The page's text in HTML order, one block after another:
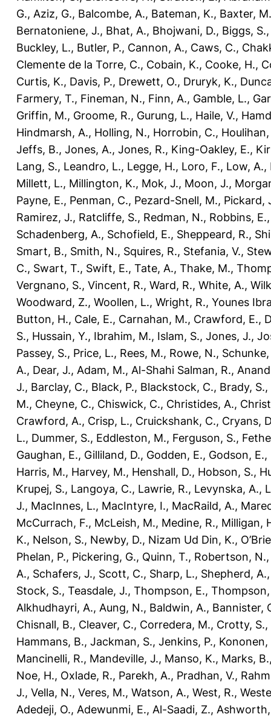
G., Aziz, G., Balcombe, A., Bateman, K., Baxter, M.
Bernatoniene, J., Bhat, A., Bhojwani, D., Biggs, S.
Buckley, L., Butler, P., Cannon, A., Caws, C.,
Clemente de la Torre, C., Cobain, K., Cooke, H.,
Curtis, K., Davis, P., Drewett, O., Druryk, K.,
Farmery, T., Fineman, N., Finn, A., Gamble, L.,
Griffin, M., Groome, R., Gurung, L., Haile, V.,
Hindmarsh, A., Holling, N., Horrobin, C., Houlihan,
Jeffs, B., Jones, A., Jones, R., King-Oakley, E.,
Lang, S., Leandro, L., Legge, H., Loro, F., Low, A.,
Millett, L., Millington, K., Mok, J., Moon, J.,
Payne, E., Penman, C., Pezard-Snell, M., Pickard,
Ramirez, J., Ratcliffe, S., Redman, N., Robbins, E.
Schadenberg, A., Schofield, E., Sheppeard, R.,
Smart, B., Smith, N., Squires, R., Stefania, V.,
C., Swart, T., Swift, E., Tate, A., Thake, M.,
Vergnano, S., Vincent, R., Ward, R., White, A.,
Woodward, Z., Woollen, L., Wright, R., Younes
Button, H., Cale, E., Carnahan, M., Crawford, E.,
S., Hussain, Y., Ibrahim, M., Islam, S., Jones, J.,
Passey, S., Price, L., Rees, M., Rowe, N.,
A., Dear, J., Adam, M., Al-Shahi Salman, R.,
J., Barclay, C., Black, P., Blackstock, C., Brady, S.,
M., Cheyne, C., Chiswick, C., Christides, A.,
Crawford, A., Crisp, L., Cruickshank, C., Cryans,
L., Dummer, S., Eddleston, M., Ferguson, S.,
Gaughan, E., Gilliland, D., Godden, E., Godson, E.,
Harris, M., Harvey, M., Henshall, D., Hobson, S.,
Krupej, S., Langoya, C., Lawrie, R., Levynska, A.,
J., MacInnes, L., MacIntyre, I., MacRaild, A.,
McCurrach, F., McLeish, M., Medine, R., Milligan,
K., Nelson, S., Newby, D., Nizam Ud Din, K.,
Phelan, P., Pickering, G., Quinn, T., Robertson, N.
A., Schafers, J., Scott, C., Sharp, L., Shepherd, A.
Stock, S., Teasdale, J., Thompson, E.,
Alkhudhayri, A., Aung, N., Baldwin, A., Bannister,
Chisnall, B., Cleaver, C., Corredera, M., Crotty, S.,
Hammans, B., Jackman, S., Jenkins, P., Kononen,
Mancinelli, R., Mandeville, J., Manso, K., Marks, B.
Noe, H., Oxlade, R., Parekh, A., Pradhan, V.,
J., Vella, N., Veres, M., Watson, A., West, R.,
Adedeji, O., Adewunmi, E., Al-Saadi, Z.,